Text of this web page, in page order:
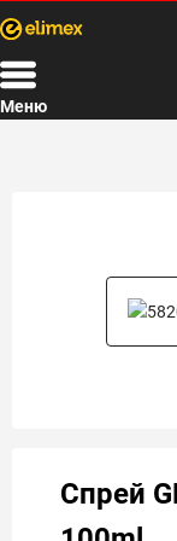
Меню
Спрей